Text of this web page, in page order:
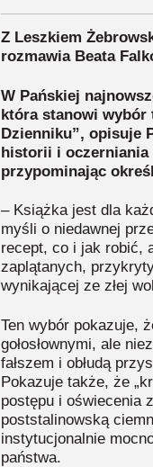
Z Leszkiem
rozmawia Beata
W Pańskiej
która stanowi wybór
Dzienniku”, opisuje
historii i oczerniania
przypominając
– Książka jest dla
myśli o niedawnej
recept, co i jak robić,
zaplątanych,
wynikającej ze złej
Ten wybór pokazuje,
gołosłownymi, ale
fałszem i obłudą
Pokazuje także, że
postępu i oświecenia
poststalinowską
instytucjonalnie
państwa.